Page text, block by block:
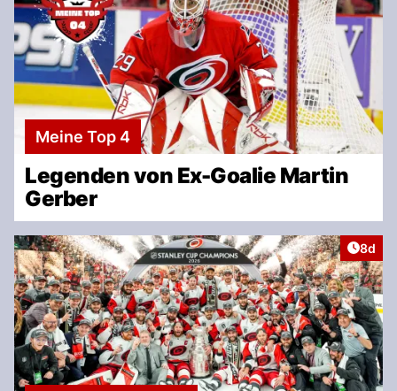
Meine Top 4
Legenden von Ex-Goalie Martin
Gerber
8d